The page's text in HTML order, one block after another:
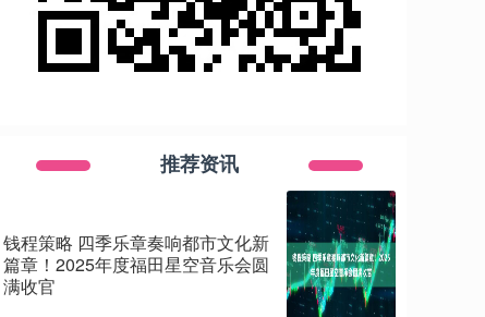
推荐资讯
钱程策略 四季乐章奏响都市文化新
篇章！2025年度福田星空音乐会圆
满收官